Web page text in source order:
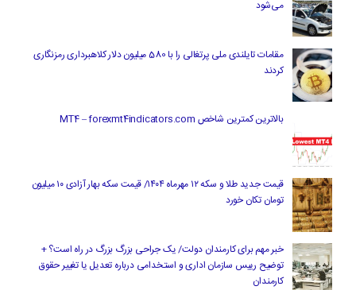
می‌شود
مقامات تایلندی ملی پرتغالی را با 580 میلیون دلار کلاهبرداری رمزنگاری
کردند
بالاترین کمترین شاخص MT4 – forexmt4indicators.com
قیمت جدید طلا و سکه ۱۲ مهرماه ۱۴۰۴/ قیمت سکه بهار آزادی ۱۰ میلیون
تومان تکان خورد
خبر مهم برای کارمندان دولت/ یک جراحی بزرگ بزرگ در راه است؟ +
توضیح رییس سازمان اداری و استخدامی درباره تعدیل یا تغییر حقوق
کارمندان